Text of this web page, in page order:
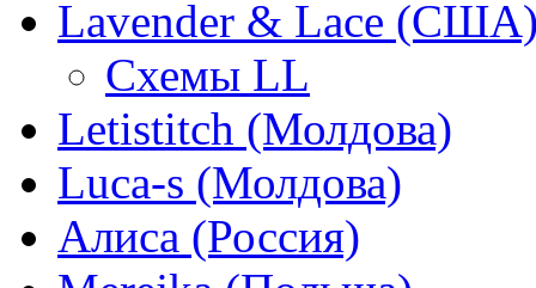
Lavender & Lace
Схемы LL
Letistitch (Молдова)
Luca-s (Молдова)
Алиса (Россия)